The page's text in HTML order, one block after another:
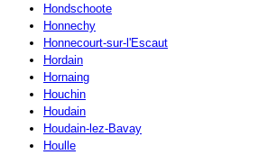
Hondschoote
Honnechy
Honnecourt-sur-l'Escaut
Hordain
Hornaing
Houchin
Houdain
Houdain-lez-Bavay
Houlle